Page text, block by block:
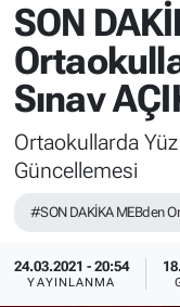
SON
Sınav
Ortaokullarda Yüz
Güncellemesi
#SON DAKİKA MEBden
24.03.2021 - 20:54
YAYINLANMA
ATAMA -
SINAVLAR
HAYATIN
İstanbul
İstanbul
Süper Lig